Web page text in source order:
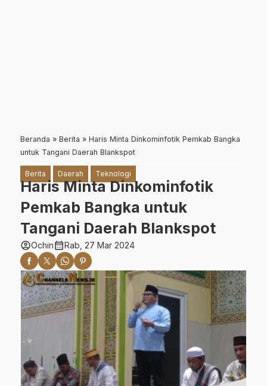
Beranda » Berita » Haris Minta Dinkominfotik Pemkab Bangka
untuk Tangani Daerah Blankspot
Berita Daerah Teknologi
Haris Minta Dinkominfotik
Pemkab Bangka untuk
Tangani Daerah Blankspot
account_circleOchincalendar_monthRab, 27 Mar 2024